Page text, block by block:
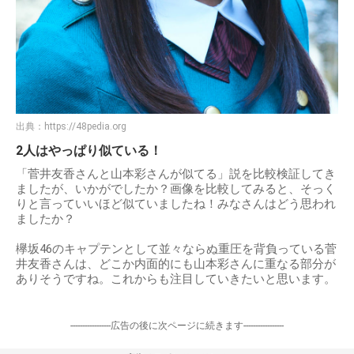
出典： https://48pedia.org
2人はやっぱり似ている！
「菅井友香さんと山本彩さんが似てる」説を比較検証してき
ましたが、いかがでしたか？画像を比較してみると、そっく
りと言っていいほど似ていましたね！みなさんはどう思われ
ましたか？
欅坂46のキャプテンとして並々ならぬ重圧を背負っている菅
井友香さんは、どこか内面的にも山本彩さんに重なる部分が
ありそうですね。これからも注目していきたいと思います。
-----------------広告の後に次ページに続きます-----------------